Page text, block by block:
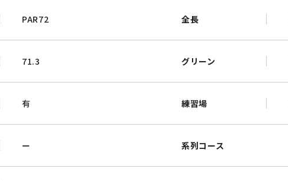
PAR72 全長
71.3 グリーン
有 練習場
ー 系列コース